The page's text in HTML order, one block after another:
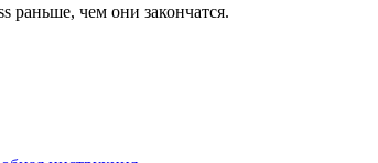
раньше, чем они закончатся.